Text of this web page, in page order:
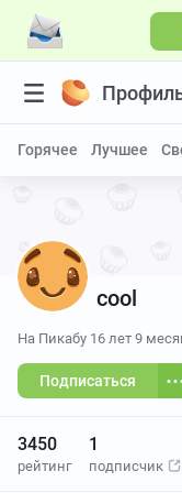
Горячее Лучшее
cool
На Пикабу 16 лет 9
Подписаться
3450
рейтинг
1
подписчик